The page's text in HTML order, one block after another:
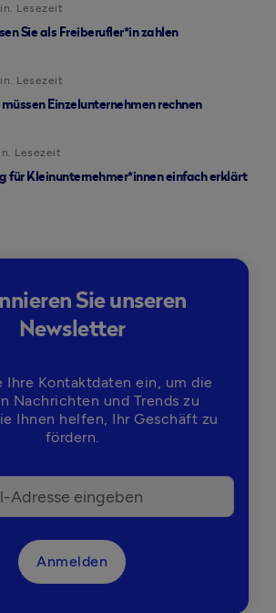
Lesezeit
Sie als Freiberufler*in zahlen
Lesezeit
Einzelunternehmen rechnen
Lesezeit
für Kleinunternehmer*innen einfach erklärt
Sie unseren
Newsletter
Ihre Kontaktdaten ein, um die
Nachrichten und Trends zu
Ihnen helfen, Ihr Geschäft zu
fördern.
Anmelden